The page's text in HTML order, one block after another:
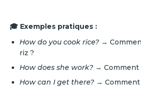
🎓 Exemples pratiques :
How do you cook rice? →
riz ?
How does she work? → Comment
How can I get there? → Comment